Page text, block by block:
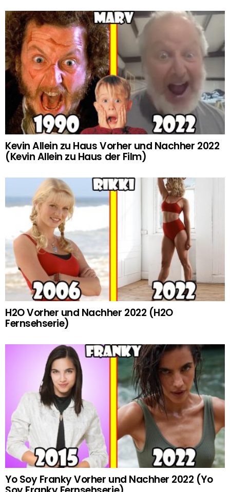
Kevin Allein zu Haus Vorher und Nachher 2022
(Kevin Allein zu Haus der Film)
H2O Vorher und Nachher 2022 (H2O
Fernsehserie)
Yo Soy Franky Vorher und Nachher 2022 (Yo